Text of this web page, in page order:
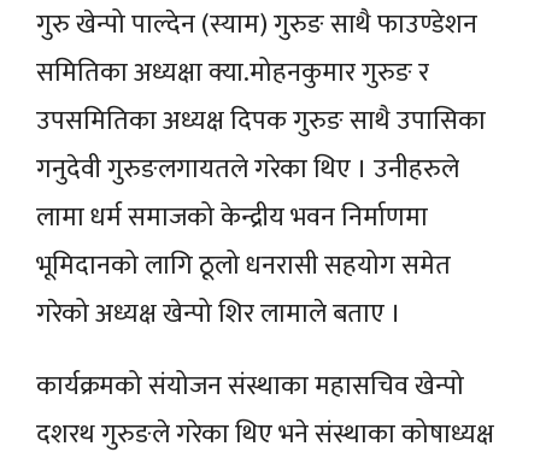
गुरु खेन्पो पाल्देन (स्याम) गुरुङ साथै फाउण्डेशन
समितिका अध्यक्षा क्या.मोहनकुमार गुरुङ र
उपसमितिका अध्यक्ष दिपक गुरुङ साथै उपासिका
गनुदेवी गुरुङलगायतले गरेका थिए । उनीहरुले
लामा धर्म समाजको केन्द्रीय भवन निर्माणमा
भूमिदानको लागि ठूलो धनरासी सहयोग समेत
गरेको अध्यक्ष खेन्पो शिर लामाले बताए ।
कार्यक्रमको संयोजन संस्थाका महासचिव खेन्पो
दशरथ गुरुङले गरेका थिए भने संस्थाका कोषाध्यक्ष